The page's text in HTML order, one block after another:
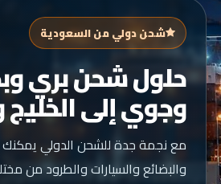
شحن دولي من السعودية
حلول شحن بري
وجوي إلى الخليج
مع نجمة جدة للشحن الدولي
والبضائع والسيارات والطرود من